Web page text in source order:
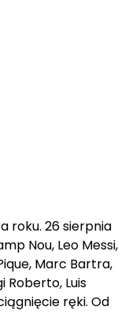
roku. 26 sierpnia
Nou, Leo Messi,
Marc Bartra,
Roberto, Luis
ręki. Od